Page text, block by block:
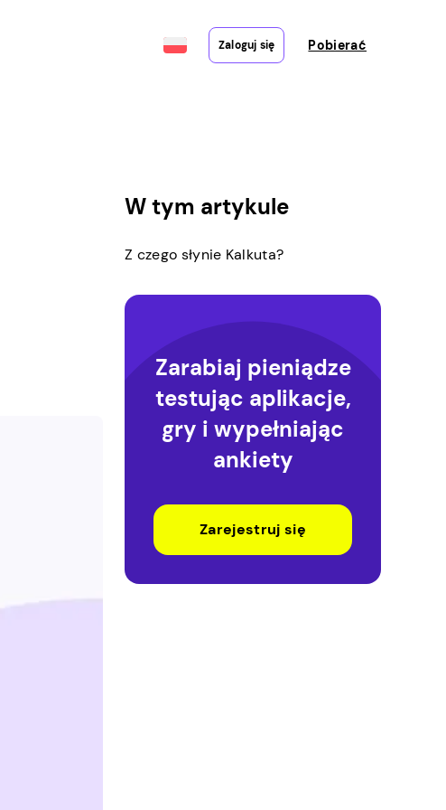
Zaloguj się Pobierać
W tym artykule
Z czego słynie Kalkuta?
Zarabiaj pieniądze
testując aplikacje,
gry i wypełniając
ankiety
Zarejestruj się